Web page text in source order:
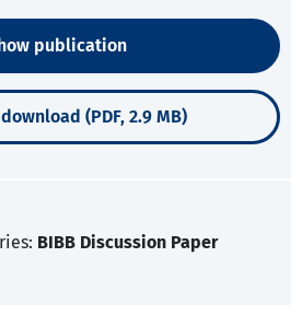
publication
(PDF, 2.9 MB)
BIBB Discussion Paper